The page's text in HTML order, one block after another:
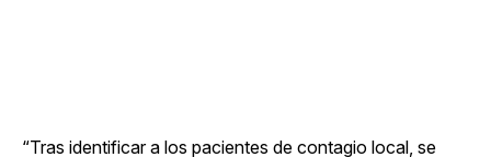
“Tras identificar a los pacientes de contagio local, se